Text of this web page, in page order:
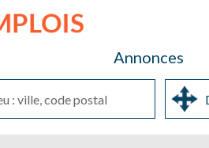
Annonces